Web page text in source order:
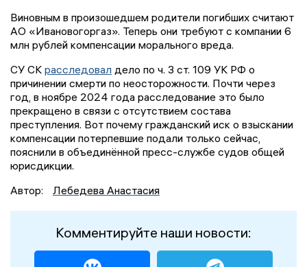
Виновным в произошедшем родители погибших считают
АО «Ивановогоргаз». Теперь они требуют с компании 6
млн рублей компенсации морального вреда.
СУ СК расследовал дело по ч. 3 ст. 109 УК РФ о
причинении смерти по неосторожности. Почти через
год, в ноябре 2024 года расследование это было
прекращено в связи с отсутствием состава
преступления. Вот почему гражданский иск о взыскании
компенсации потерпевшие подали только сейчас,
пояснили в объединённой пресс-службе судов общей
юрисдикции.
Автор:
Лебедева Анастасия
Комментируйте наши новости: